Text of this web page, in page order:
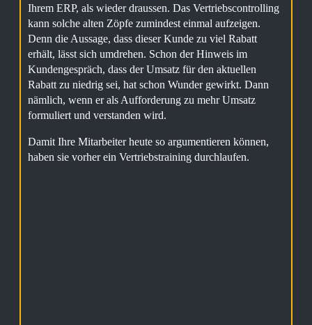
Ihrem ERP, als wieder draussen. Das Vertriebscontrolling
kann solche alten Zöpfe zumindest einmal aufzeigen.
Denn die Aussage, dass dieser Kunde zu viel Rabatt
erhält, lässt sich umdrehen. Schon der Hinweis im
Kundengespräch, dass der Umsatz für den aktuellen
Rabatt zu niedrig sei, hat schon Wunder gewirkt. Dann
nämlich, wenn er als Aufforderung zu mehr Umsatz
formuliert und verstanden wird.
Damit Ihre Mitarbeiter heute so argumentieren können,
haben sie vorher ein Vertriebstraining durchlaufen.